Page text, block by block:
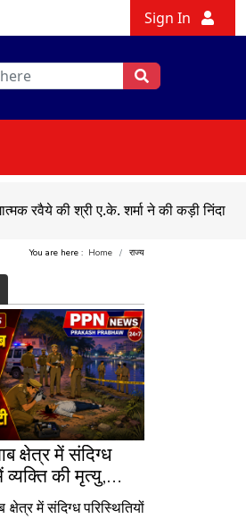
Sign In
श्री ए.के. शर्मा ने की कड़ी निंदा ●एक
You are here : Home राज्य
क्षेत्र में संदिग्ध
व्यक्ति की मृत्यु,
जुटी
क्षेत्र में संदिग्ध परिस्थितियों